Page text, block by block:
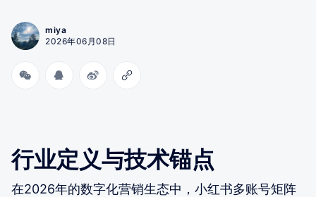
miya
2026年06月08日
行业定义与技术锚点
在2026年的数字化营销生态中，小红书多账号矩阵